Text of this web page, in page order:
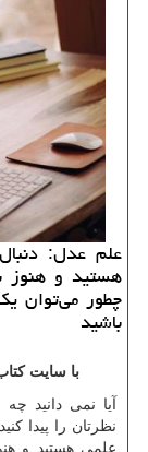
علم عدل:
هستید و هنوز
باشید
با سایت
آیا نمی دانید
نظرتان را پیدا
علمی هستید و